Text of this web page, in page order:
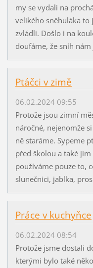
my se vydali na
velikého sněhuláka to
zvládli. Došlo i na
doufáme, že sníh
Ptáčci v zimě
06.02.2024 09:55
Protože jsou zimní
náročné, nejenomže
ně staráme. Sypeme
před školou a také
používáme pouze to,
slunečnici, jablka,
Práce v kuchyňce
06.02.2024 08:54
Protože jsme dostali
kterými bylo také